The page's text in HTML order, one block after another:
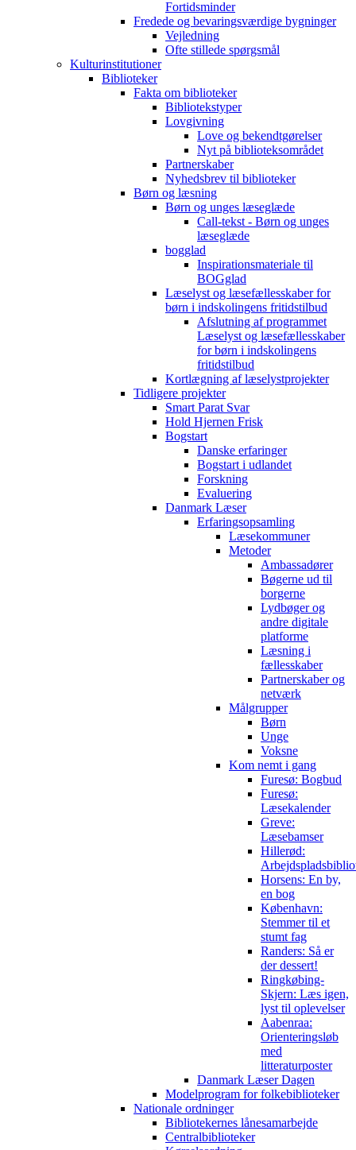
Fortidsminder
Fredede og bevaringsværdige bygninger
Vejledning
Ofte stillede spørgsmål
Kulturinstitutioner
Biblioteker
Fakta om biblioteker
Bibliotekstyper
Lovgivning
Love og bekendtgørelser
Nyt på biblioteksområdet
Partnerskaber
Nyhedsbrev til biblioteker
Børn og læsning
Børn og unges læseglæde
Call-tekst - Børn og unges
læseglæde
bogglad
Inspirationsmateriale til
BOGglad
Læselyst og læsefællesskaber for
børn i indskolingens fritidstilbud
Afslutning af programmet
Læselyst og læsefællesskaber
for børn i indskolingens
fritidstilbud
Kortlægning af læselystprojekter
Tidligere projekter
Smart Parat Svar
Hold Hjernen Frisk
Bogstart
Danske erfaringer
Bogstart i udlandet
Forskning
Evaluering
Danmark Læser
Erfaringsopsamling
Læsekommuner
Metoder
Ambassadører
Bøgerne ud til
borgerne
Lydbøger og
andre digitale
platforme
Læsning i
fællesskaber
Partnerskaber og
netværk
Målgrupper
Børn
Unge
Voksne
Kom nemt i gang
Furesø: Bogbud
Furesø:
Læsekalender
Greve:
Læsebamser
Hillerød:
Horsens: En by,
en bog
København:
Stemmer til et
stumt fag
Randers: Så er
der dessert!
Ringkøbing-
Skjern: Læs igen,
lyst til oplevelser
Aabenraa:
Orienteringsløb
med
litteraturposter
Danmark Læser Dagen
Modelprogram for folkebiblioteker
Nationale ordninger
Bibliotekernes lånesamarbejde
Centralbiblioteker